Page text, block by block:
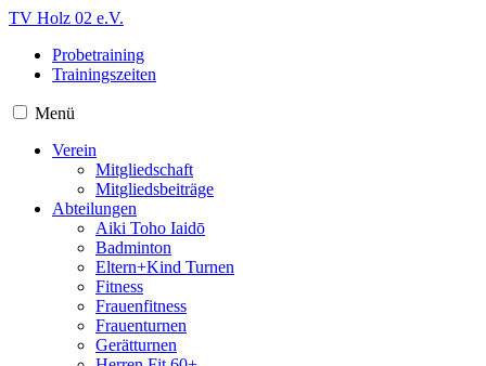
TV Holz 02 e.V.
Probetraining
Trainingszeiten
Menü
Verein
Mitgliedschaft
Mitgliedsbeiträge
Abteilungen
Aiki Toho Iaidō
Badminton
Eltern+Kind Turnen
Fitness
Frauenfitness
Frauenturnen
Gerätturnen